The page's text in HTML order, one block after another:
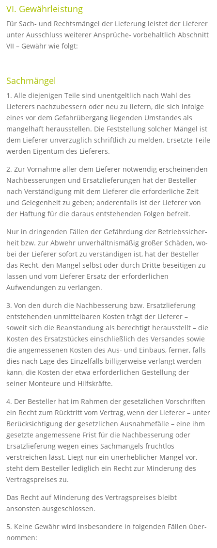
VI. Gewährleistung
Für Sach- und Rechtsmängel der Lieferung leistet der Lieferer
unter Ausschluss weiterer Ansprüche- vorbehaltlich Abschnitt
VII – Gewähr wie folgt:
Sachmängel
1. Alle diejenigen Teile sind unentgeltlich nach Wahl des
Lieferers nach­zubessern oder neu zu liefern, die sich infolge
eines vor dem Gefahr­übergang liegenden Umstandes als
mangelhaft herausstel­len. Die Feststellung solcher Mängel ist
dem Lieferer unverzüglich schriftlich zu melden. Ersetzte Teile
werden Ei­gentum des Liefe­rers.
2. Zur Vornahme aller dem Lieferer notwendig erscheinenden
Nach­besserungen und Ersatzlieferungen hat der Besteller
nach Ver­ständi­gung mit dem Lieferer die erforderliche Zeit
und Ge­legenheit zu ge­ben; anderenfalls ist der Lieferer von
der Haf­tung für die dar­aus ent­stehenden Folgen befreit.
Nur in dringenden Fällen der Gefährdung der Betriebssicher­
heit bzw. zur Abwehr unverhältnismäßig großer Schäden, wo­
bei der Lieferer sofort zu verständigen ist, hat der Besteller
das Recht, den Mangel selbst oder durch Dritte beseitigen zu
las­sen und vom Lieferer Ersatz der erforderlichen
Aufwendungen zu verlangen.
3. Von den durch die Nachbesserung bzw. Ersatzlieferung
ent­ste­hen­den unmittelbaren Kosten trägt der Lieferer –
soweit sich die Beanstan­dung als berechtigt herausstellt – die
Kosten des Ersatz­stückes ein­schließlich des Versandes sowie
die ange­messenen Kosten des Aus- und Einbaus, ferner, falls
dies nach Lage des Ein­zelfalls billigerweise verlangt werden
kann, die Kosten der etwa erforderlichen Gestellung der
seiner Monteure und Hilfskräfte.
4. Der Besteller hat im Rahmen der gesetzlichen Vorschriften
ein Recht zum Rücktritt vom Vertrag, wenn der Lieferer – unter
Be­rücksichtigung der gesetzlichen Ausnahmefälle – eine ihm
ge­setzte angemessene Frist für die Nachbesserung oder
Ersatz­lieferung wegen eines Sach­mangels fruchtlos
verstreichen lässt. Liegt nur ein unerheblicher Man­gel vor,
steht dem Be­steller lediglich ein Recht zur Minderung des
Vertragspreises zu.
Das Recht auf Minderung des Vertragspreises bleibt
ansonsten ausge­schlossen.
5. Keine Gewähr wird insbesondere in folgenden Fällen über­
nom­men: